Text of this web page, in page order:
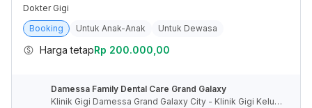
Dokter Gigi
Booking
Untuk Anak-Anak Untuk Dewasa
Harga tetapRp 200.000,00
Damessa Family Dental Care Grand Galaxy
Klinik Gigi Damessa Grand Galaxy City - Klinik Gigi Keluar